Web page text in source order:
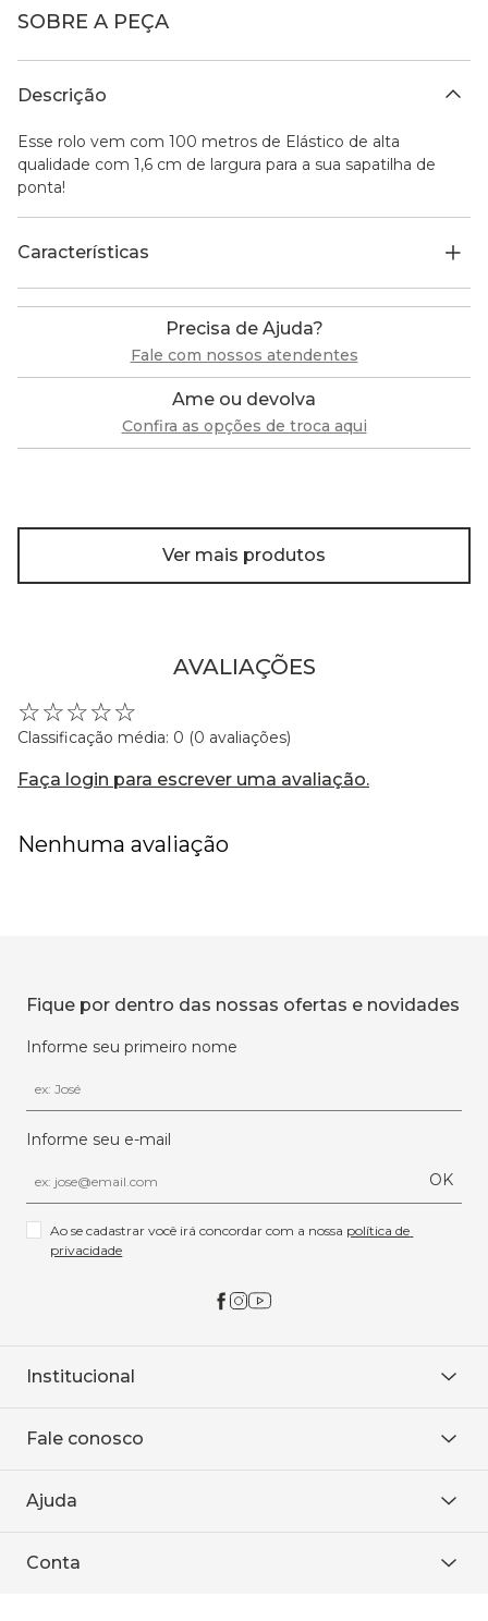
SOBRE A PEÇA
Descrição
Esse rolo vem com 100 metros de Elástico de alta
qualidade com 1,6 cm de largura para a sua sapatilha de
ponta!
Características
Precisa de Ajuda?
Fale com nossos atendentes
Ame ou devolva
Confira as opções de troca aqui
Ver mais produtos
AVALIAÇÕES
☆☆☆☆☆
Classificação média: 0 (0 avaliações)
Faça login para escrever uma avaliação.
Nenhuma avaliação
Fique por dentro das nossas ofertas e novidades
Informe seu primeiro nome
Informe seu e-mail
OK
Ao se cadastrar você irá concordar com a nossa política de
privacidade
Institucional
Onde encontrar
Baixe o APP
Fale conosco
WhatsApp
Ajuda
Política de entrega
Conta